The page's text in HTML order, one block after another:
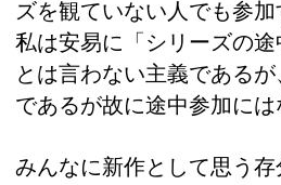
ズを観ていない人でも参加
私は安易に「シリーズの途
とは言わない主義である
であるが故に途中参加には
みんなに新作として思う